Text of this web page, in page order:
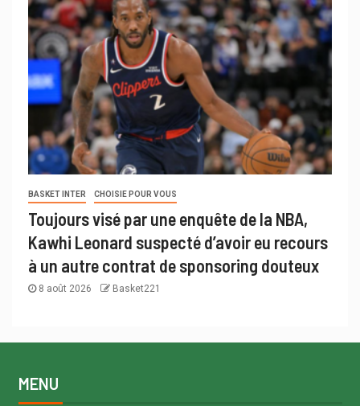
BASKET INTER CHOISIE POUR VOUS
Toujours visé par une enquête de la NBA,
Kawhi Leonard suspecté d’avoir eu recours
à un autre contrat de sponsoring douteux
8 août 2026 Basket221
MENU